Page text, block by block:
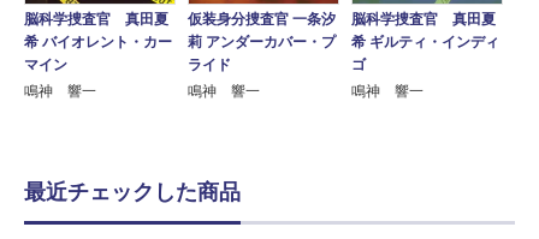
脳科学捜査官 真田夏
希 バイオレント・カー
マイン
鳴神 響一
仮装身分捜査官 一条汐
莉 アンダーカバー・プ
ライド
鳴神 響一
脳科学捜査官 真田夏
希 ギルティ・インディ
ゴ
鳴神 響一
最近チェックした商品